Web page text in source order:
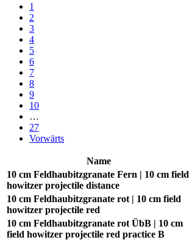
1
2
3
4
5
6
7
8
9
10
…
27
Vorwärts
Name
10 cm Feldhaubitzgranate Fern | 10 cm field
howitzer projectile distance
10 cm Feldhaubitzgranate rot | 10 cm field
howitzer projectile red
10 cm Feldhaubitzgranate rot ÜbB | 10 cm
field howitzer projectile red practice B